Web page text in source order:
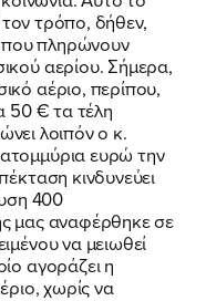
τον τρόπο, δήθεν,
που πληρώνουν
αερίου. Σήμερα,
αέριο, περίπου,
50 € τα τέλη
λοιπόν ο κ.
ευρώ την
κινδυνεύει
400
μας αναφέρθηκε σε
να μειωθεί
αγοράζει η
χωρίς να